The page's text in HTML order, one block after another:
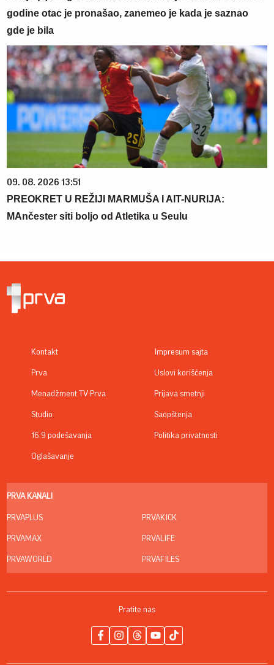
godine otac je pronašao, zanemeo je kada je saznao
gde je bila
09. 08. 2026 13:51
PREOKRET U REŽIJI MARMUŠA I AIT-NURIJA:
MAnčester siti boljo od Atletika u Seulu
Kontakt
Prva
Menadžment TV Prva
Studio
16:9 podešavanja
Oglašavanje
Impresum sajta
Uslovi korišćenja
Prijava smetnji
Saopštenja
Politika privatnosti
PRVA KANALI
PRVAPLUS
PRVAMAX
PRVAWORLD
PRVAKICK
PRVALIFE
PRVAFILES
Pratite nas